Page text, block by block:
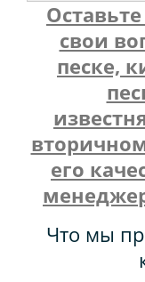
свои
песке,
его
Что мы